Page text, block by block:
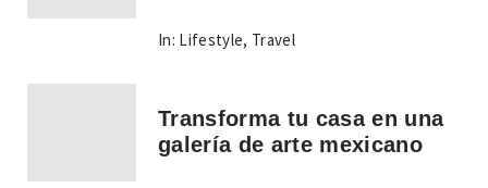
In: Lifestyle, Travel
Transforma tu casa en una
galería de arte mexicano